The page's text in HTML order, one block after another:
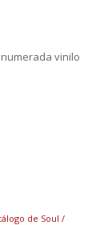
numerada vinilo
de Soul /